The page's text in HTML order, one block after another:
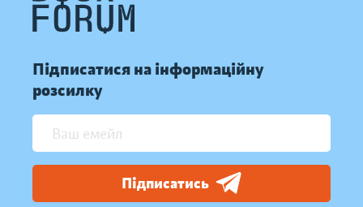
Підписатися на інформаційну
розсилку
Підписатись